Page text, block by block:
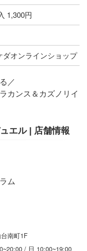
1,300円
ダオンラインショップ
／
カンス＆カズノリイ
エル| 店舗情報
ム
南町1F
/ 日 10:00~19:00